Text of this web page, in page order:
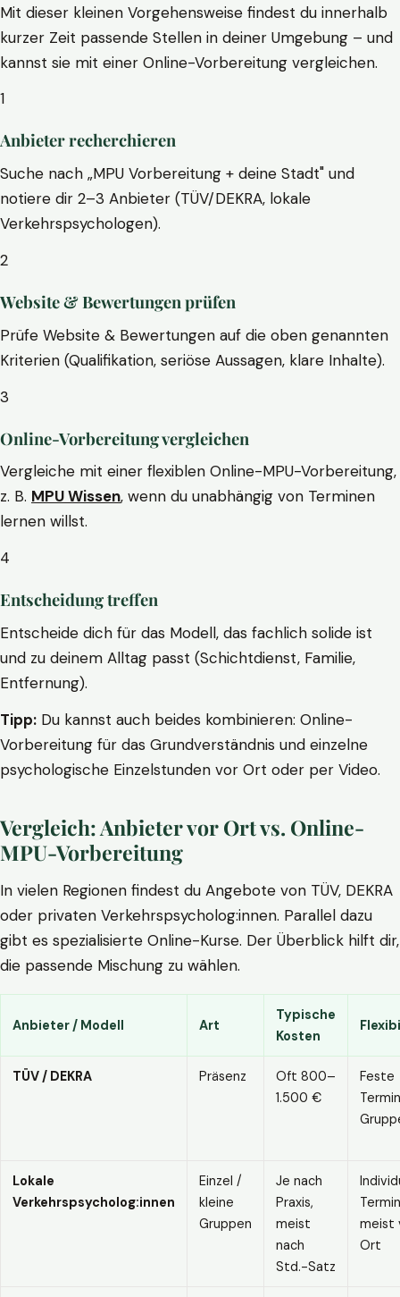
Mit dieser kleinen Vorgehensweise findest du innerhalb
kurzer Zeit passende Stellen in deiner Umgebung – und
kannst sie mit einer Online-Vorbereitung vergleichen.
1
Anbieter recherchieren
Suche nach „MPU Vorbereitung + deine Stadt" und
notiere dir 2–3 Anbieter (TÜV/DEKRA, lokale
Verkehrspsychologen).
2
Website & Bewertungen prüfen
Prüfe Website & Bewertungen auf die oben genannten
Kriterien (Qualifikation, seriöse Aussagen, klare Inhalte).
3
Online-Vorbereitung vergleichen
Vergleiche mit einer flexiblen Online-MPU-Vorbereitung,
z. B. MPU Wissen, wenn du unabhängig von Terminen
lernen willst.
4
Entscheidung treffen
Entscheide dich für das Modell, das fachlich solide ist
und zu deinem Alltag passt (Schichtdienst, Familie,
Entfernung).
Tipp: Du kannst auch beides kombinieren: Online-
Vorbereitung für das Grundverständnis und einzelne
psychologische Einzelstunden vor Ort oder per Video.
Vergleich: Anbieter vor Ort vs. Online-
MPU-Vorbereitung
In vielen Regionen findest du Angebote von TÜV, DEKRA
oder privaten Verkehrspsycholog:innen. Parallel dazu
gibt es spezialisierte Online-Kurse. Der Überblick hilft dir,
die passende Mischung zu wählen.
Anbieter / Modell Art
Typische
Kosten
TÜV / DEKRA Präsenz
Oft 800–
1.500 €
Feste
Lokale
Verkehrspsycholog:innen
Einzel /
kleine
Gruppen
Je nach
Praxis,
meist
nach
Std.-Satz
meist
Ort